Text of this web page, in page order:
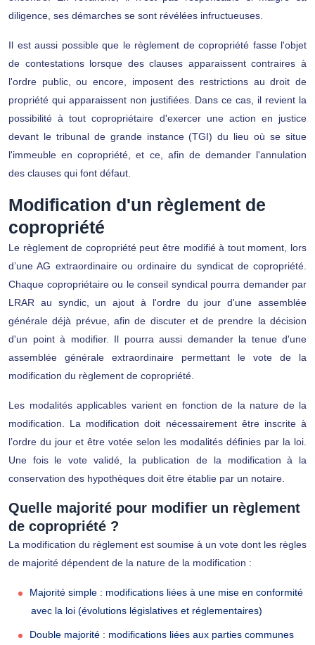
diligence, ses démarches se sont révélées infructueuses.
Il est aussi possible que le règlement de copropriété fasse l'objet
de contestations lorsque des clauses apparaissent contraires à
l'ordre public, ou encore, imposent des restrictions au droit de
propriété qui apparaissent non justifiées. Dans ce cas, il revient la
possibilité à tout copropriétaire d'exercer une action en justice
devant le tribunal de grande instance (TGI) du lieu où se situe
l'immeuble en copropriété, et ce, afin de demander l'annulation
des clauses qui font défaut.
Modification d'un règlement de
copropriété
Le règlement de copropriété peut être modifié à tout moment, lors
d’une AG extraordinaire ou ordinaire du syndicat de copropriété.
Chaque copropriétaire ou le conseil syndical pourra demander par
LRAR au syndic, un ajout à l'ordre du jour d'une assemblée
générale déjà prévue, afin de discuter et de prendre la décision
d'un point à modifier. Il pourra aussi demander la tenue d'une
assemblée générale extraordinaire permettant le vote de la
modification du règlement de copropriété.
Les modalités applicables varient en fonction de la nature de la
modification. La modification doit nécessairement être inscrite à
l’ordre du jour et être votée selon les modalités définies par la loi.
Une fois le vote validé, la publication de la modification à la
conservation des hypothèques doit être établie par un notaire.
Quelle majorité pour modifier un règlement
de copropriété ?
La modification du règlement est soumise à un vote dont les règles
de majorité dépendent de la nature de la modification :
Majorité simple : modifications liées à une mise en conformité
avec la loi (évolutions législatives et réglementaires)
Double majorité : modifications liées aux parties communes